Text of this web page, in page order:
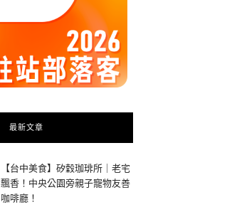
最新文章
【台中美食】矽穀珈琲所｜老宅
飄香！中央公園旁親子寵物友善
咖啡廳！